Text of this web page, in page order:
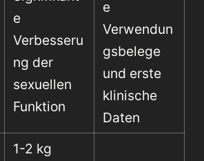
e
Verbesseru
ng der
sexuellen
Funktion
e
Verwendun
gsbelege
und erste
klinische
Daten
1-2 kg